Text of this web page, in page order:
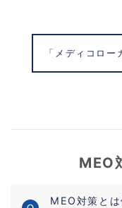
「メディコロ
MEO
MEO対策と